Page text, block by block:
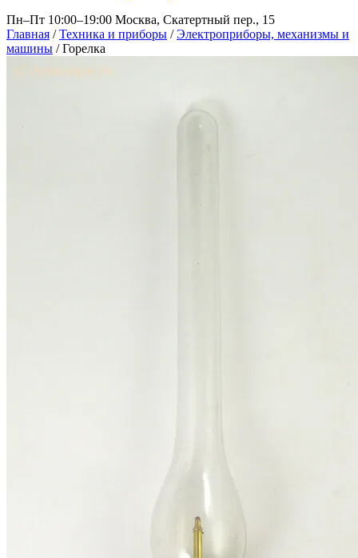
Пн–Пт 10:00–19:00 Москва, Скатертный пер., 15
Главная / Техника и приборы / Электроприборы, механизмы и
машины / Горелка